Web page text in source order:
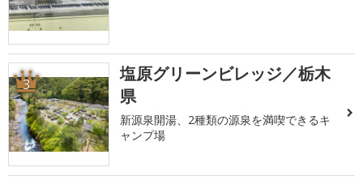
3
塩原グリーンビレッジ／栃木
県
新源泉開湯、2種類の源泉を満喫できるキ
ャンプ場